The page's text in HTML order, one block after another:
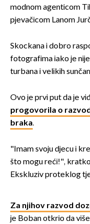
modnom agenticom
pjevačicom Lanom
Skockana i dobro
fotografima iako je
turbana i velikih
Ovo je prvi put da je
progovorila o
braka.
"Imam svoju djecu i
što mogu reći!",
Ekskluziv proteklog
Za njihov razvod
je Boban otkrio da